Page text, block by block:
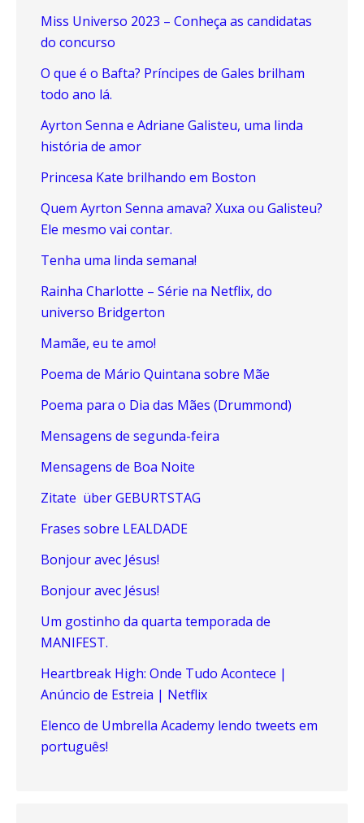
Miss Universo 2023 – Conheça as candidatas
do concurso
O que é o Bafta? Príncipes de Gales brilham
todo ano lá.
Ayrton Senna e Adriane Galisteu, uma linda
história de amor
Princesa Kate brilhando em Boston
Quem Ayrton Senna amava? Xuxa ou Galisteu?
Ele mesmo vai contar.
Tenha uma linda semana!
Rainha Charlotte – Série na Netflix, do
universo Bridgerton
Mamãe, eu te amo!
Poema de Mário Quintana sobre Mãe
Poema para o Dia das Mães (Drummond)
Mensagens de segunda-feira
Mensagens de Boa Noite
Zitate über GEBURTSTAG
Frases sobre LEALDADE
Bonjour avec Jésus!
Bonjour avec Jésus!
Um gostinho da quarta temporada de
MANIFEST.
Heartbreak High: Onde Tudo Acontece |
Anúncio de Estreia | Netflix
Elenco de Umbrella Academy lendo tweets em
português!